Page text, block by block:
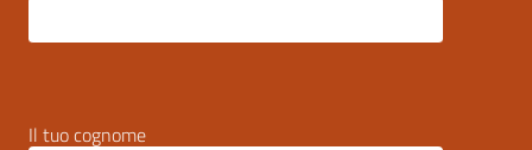
Il tuo cognome